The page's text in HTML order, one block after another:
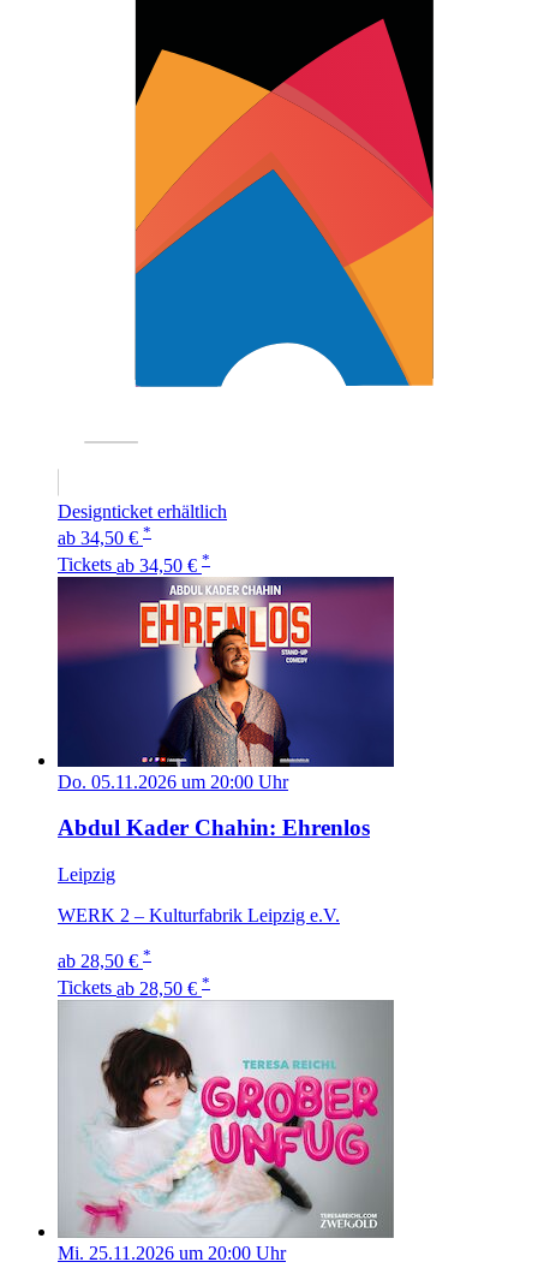
Designticket erhältlich
ab 34,50 € *
Tickets ab 34,50 € *
Do. 05.11.2026 um 20:00 Uhr
Abdul Kader Chahin: Ehrenlos
Leipzig
WERK 2 – Kulturfabrik Leipzig e.V.
ab 28,50 € *
Tickets ab 28,50 € *
Mi. 25.11.2026 um 20:00 Uhr